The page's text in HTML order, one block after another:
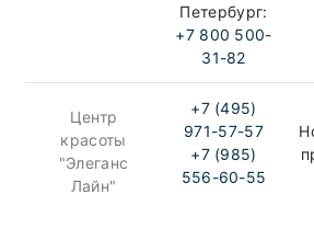
Петербург:
+7 800 500-
31-82
Центр
красоты
"Элеганс
Лайн"
+7 (495)
971-57-57
+7 (985)
556-60-55